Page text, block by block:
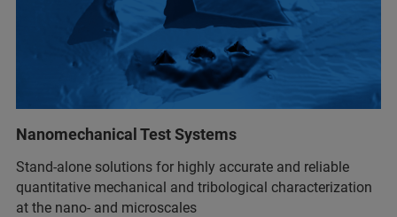
Nanomechanical Test Systems
Stand-alone solutions for highly accurate and reliable
quantitative mechanical and tribological characterization
at the nano- and microscales